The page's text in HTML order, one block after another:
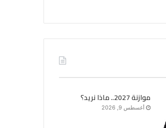
موازنة 2027.. ماذا نريد؟
أغسطس 9, 2026